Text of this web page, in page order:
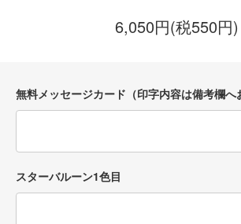
6,050円(税550円)
無料メッセージカード（印字内容は備考欄へ
スターバルーン1色目